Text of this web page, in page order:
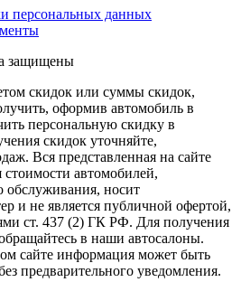
персональных данных
защищены
скидок или суммы скидок,
оформив автомобиль в
персональную скидку в
скидок уточняйте,
Вся представленная на сайте
автомобилей,
обслуживания, носит
и не является публичной офертой,
ст. 437 (2) ГК РФ. Для получения
в наши автосалоны.
сайте информация может быть
предварительного уведомления.